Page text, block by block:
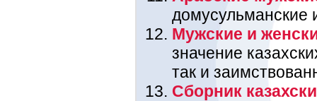
домусульманские
Мужские и
значение
так и
Сборник